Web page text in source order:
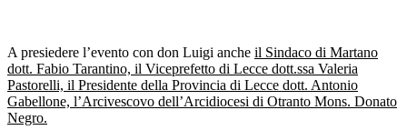
A presiedere l’evento con don Luigi anche il Sindaco di Martano
dott. Fabio Tarantino, il Viceprefetto di Lecce dott.ssa Valeria
Pastorelli, il Presidente della Provincia di Lecce dott. Antonio
Gabellone, l’Arcivescovo dell’Arcidiocesi di Otranto Mons. Donato
Negro.